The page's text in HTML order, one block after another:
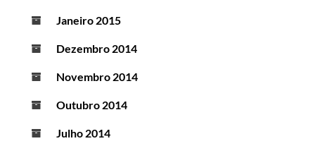
Janeiro 2015
Dezembro 2014
Novembro 2014
Outubro 2014
Julho 2014